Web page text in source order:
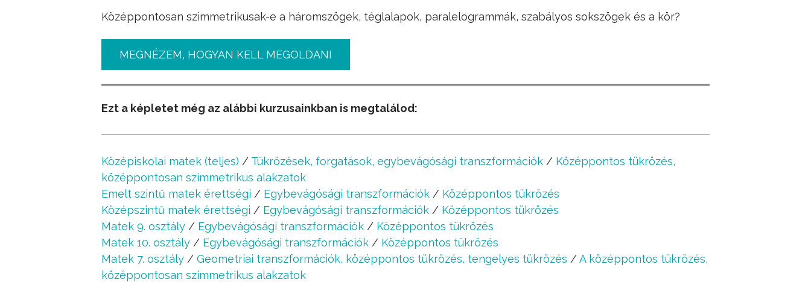
Középpontosan szimmetrikusak-e a háromszögek, téglalapok, paralelogrammák, szabályos sokszögek és a kör?
MEGNÉZEM, HOGYAN KELL MEGOLDANI
Ezt a képletet még az alábbi kurzusainkban is megtalálod:
Középiskolai matek (teljes) / Tükrözések, forgatások, egybevágósági transzformációk / Középpontos tükrözés,
középpontosan szimmetrikus alakzatok
Emelt szintű matek érettségi / Egybevágósági transzformációk / Középpontos tükrözés
Középszintű matek érettségi / Egybevágósági transzformációk / Középpontos tükrözés
Matek 9. osztály / Egybevágósági transzformációk / Középpontos tükrözés
Matek 10. osztály / Egybevágósági transzformációk / Középpontos tükrözés
Matek 7. osztály / Geometriai transzformációk, középpontos tükrözés, tengelyes tükrözés / A középpontos tükrözés,
középpontosan szimmetrikus alakzatok